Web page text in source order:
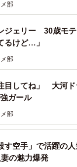
部
ジェリー 30歳モ
るけど…」
部
目してね」 大河
ガール
部
す空手」で活躍の
の魅力爆発